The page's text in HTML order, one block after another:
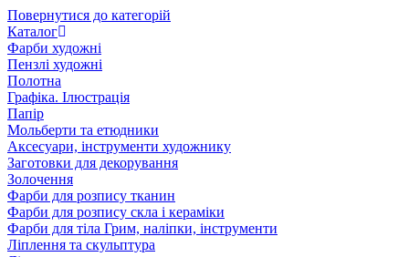
Повернутися до категорій
Каталог
Фарби художні
Пензлі художні
Полотна
Графіка. Ілюстрація
Папір
Мольберти та етюдники
Аксесуари, інструменти художнику
Заготовки для декорування
Золочення
Фарби для розпису тканин
Фарби для розпису скла і кераміки
Фарби для тіла Грим, наліпки, інструменти
Ліплення та скульптура